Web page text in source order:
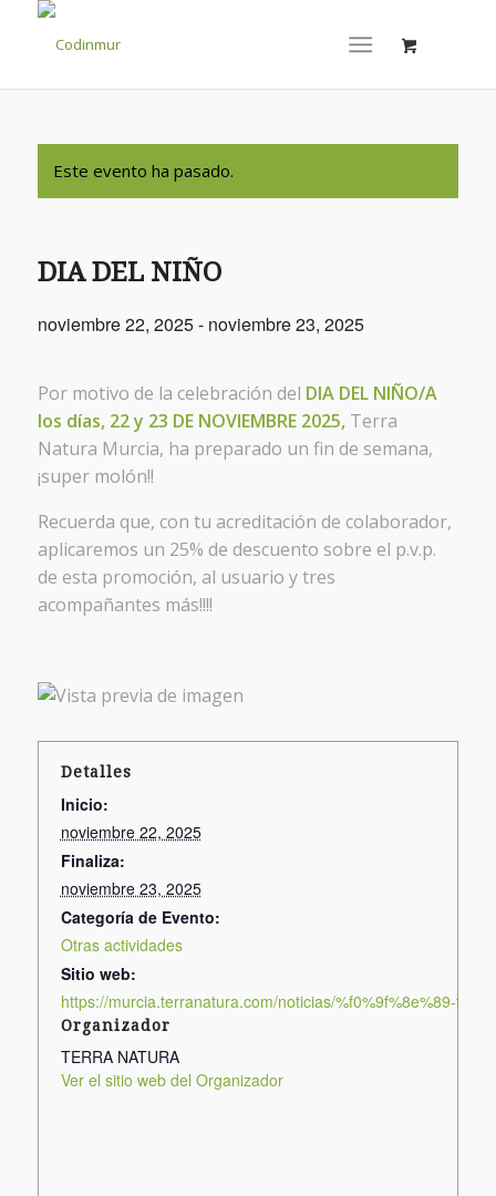
Este evento ha pasado.
DIA DEL NIÑO
noviembre 22, 2025- noviembre 23, 2025
Por motivo de la celebración del DIA DEL NIÑO/A
los días, 22 y 23 DE NOVIEMBRE 2025,Terra
Natura Murcia, ha preparado un fin de semana,
¡super molón!!
Recuerda que, con tu acreditación de colaborador,
aplicaremos un 25% de descuento sobre el p.v.p.
de esta promoción, al usuario y tres
acompañantes más!!!!
Detalles
Inicio:
noviembre 22, 2025
Finaliza:
noviembre 23, 2025
Categoría de Evento:
Otras actividades
Sitio web:
https://murcia.terranatura.com/noticias/%f0%9f%8e%89-
Organizador
TERRA NATURA
Ver el sitio web del Organizador